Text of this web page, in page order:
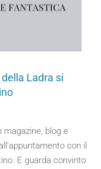
Ladra si
magazine, blog e
con il
E guarda convinto